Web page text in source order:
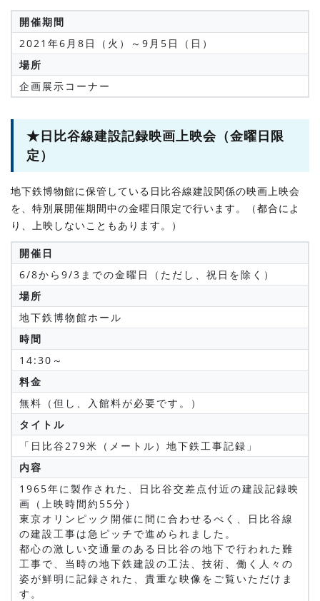
開催期間
2021年6月8日（火）～9月5日（日）
場所
企画展示コーナー
★日比谷線建設記録映画上映会（金曜日限
定）
地下鉄博物館に保管している日比谷線建設関係の映画上映会
を、特別展開催期間中の金曜日限定で行います。（都合によ
り、上映しないこともあります。）
開催日
6/8から9/3までの金曜日（ただし、祝日を除く）
場所
地下鉄博物館ホール
時間
14:30～
料金
無料（但し、入館料が必要です。）
タイトル
「日比谷279米（メートル）地下鉄工事記録」
内容
1965年に製作された、日比谷交差点付近の建設記録映
画（上映時間約55分）
東京オリンピック開催に間に合わせるべく、日比谷線
の建設工事は急ピッチで進められました。
都心の激しい交通量のある日比谷の地下で行われた難
工事で、当時の地下鉄建設の工法、技術、働く人々の
姿が鮮明に記録された、貴重な映像をご覧いただけま
す。